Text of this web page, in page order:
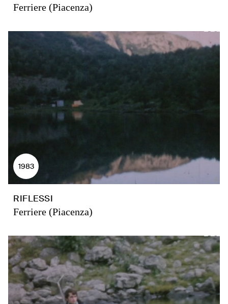
Ferriere (Piacenza)
1983
RIFLESSI
Ferriere (Piacenza)